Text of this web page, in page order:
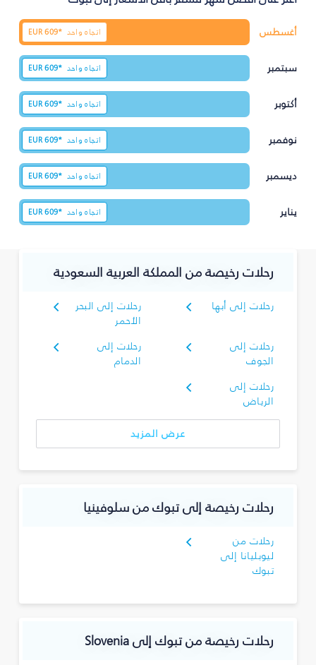
أغسطس اتجاه واحد EUR609*
سبتمبر اتجاه واحد EUR609*
أكتوبر اتجاه واحد EUR609*
نوفمبر اتجاه واحد EUR609*
ديسمبر اتجاه واحد EUR609*
يناير اتجاه واحد EUR609*
رحلات رخيصة من المملكة العربية السعودية
رحلات إلى أبها
رحلات إلى البحر
الأحمر
رحلات إلى
الجوف
رحلات إلى
الدمام
رحلات إلى
الرياض
عرض المزيد
رحلات رخيصة إلى تبوك‎ من سلوفينيا
رحلات من
ليوبليانا إلى
تبوك‎
رحلات رخيصة من تبوك‎ إلى Slovenia